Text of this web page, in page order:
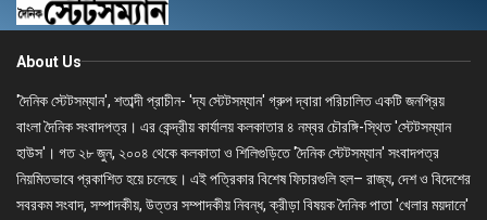
About Us
'দৈনিক স্টেটসম্যান', শতাব্দী প্রাচীন- 'দ্য স্টেটসম্যান' গ্রুপ দ্বারা পরিচালিত একটি জনপ্রিয়
বাংলা দৈনিক সংবাদপত্র। এর কেন্দ্রীয় কার্যালয় কলকাতার ৪ নম্বর চৌরঙ্গি-স্থিত 'স্টেটসম্যান
হাউস'। গত ২৮ জুন, ২০০৪ থেকে কলকাতা ও শিলিগুড়িতে 'দৈনিক স্টেটসম্যান' সংবাদপত্র
নিয়মিতভাবে প্রকাশিত হয়ে চলেছে। এই পত্রিকার বিশেষ ফিচারগুলি হল– রাজ্য, দেশ ও বিদেশের
সবরকম সংবাদ, সম্পাদকীয়, উত্তর সম্পাদকীয় নিবন্ধ, ক্রীড়া বিষয়ক দৈনিক পাতা 'খেলার ময়দানে'